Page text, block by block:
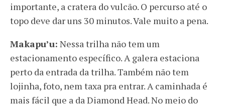
importante, a cratera do vulcão. O percurso até o
topo deve dar uns 30 minutos. Vale muito a pena.
Makapu’u: Nessa trilha não tem um
estacionamento específico. A galera estaciona
perto da entrada da trilha. Também não tem
lojinha, foto, nem taxa pra entrar. A caminhada é
mais fácil que a da Diamond Head. No meio do